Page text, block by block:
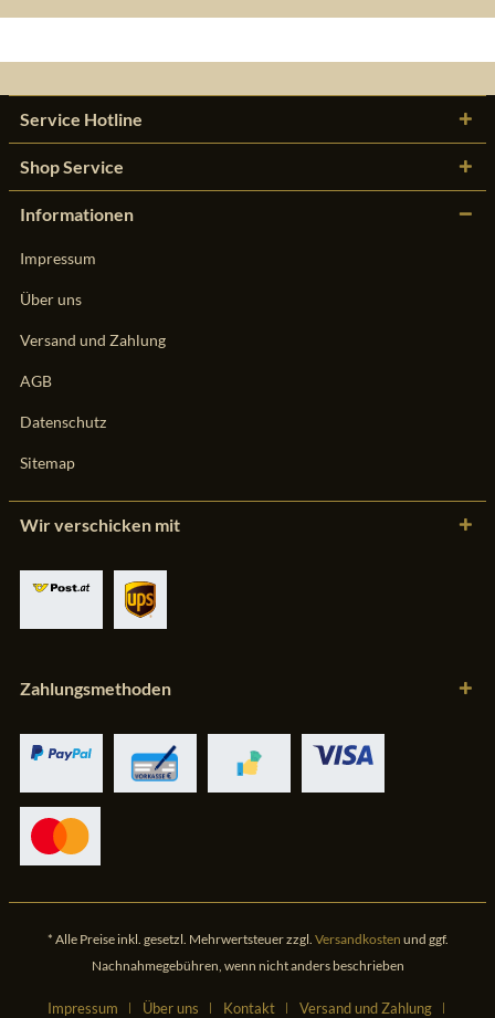
Service Hotline
Shop Service
Informationen
Impressum
Über uns
Versand und Zahlung
AGB
Datenschutz
Sitemap
Wir verschicken mit
Zahlungsmethoden
* Alle Preise inkl. gesetzl. Mehrwertsteuer zzgl. Versandkosten und ggf.
Nachnahmegebühren, wenn nicht anders beschrieben
Impressum Über uns Kontakt Versand und Zahlung